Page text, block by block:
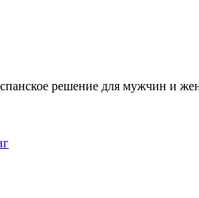
решение для мужчин и